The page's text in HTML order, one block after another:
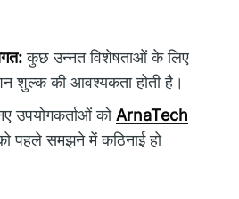
कुछ उन्नत विशेषताओं के लिए
शुल्क की आवश्यकता होती है।
उपयोगकर्ताओं कोArnaTech
पहले समझने में कठिनाई हो